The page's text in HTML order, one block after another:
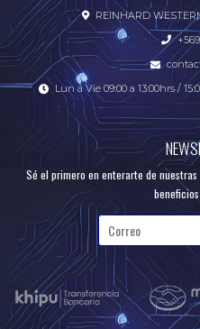
REINHARD
Lun a Vie 09:00 a 13:00hrs /
Sé el primero en enterarte de